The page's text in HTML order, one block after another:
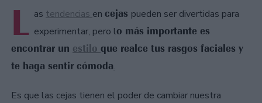
L as tendencias en cejas pueden ser divertidas para
experimentar, pero lo más importante es
encontrar un estilo que realce tus rasgos faciales y
te haga sentir cómoda.
Es que las cejas tienen el poder de cambiar nuestra